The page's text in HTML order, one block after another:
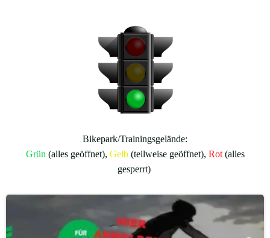
Bikepark/Trainingsgelände:
Grün (alles geöffnet), Gelb(teilweise geöffnet), Rot(alles
gesperrt)